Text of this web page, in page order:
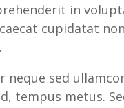
in
cupidatat
sed
tempus metus.